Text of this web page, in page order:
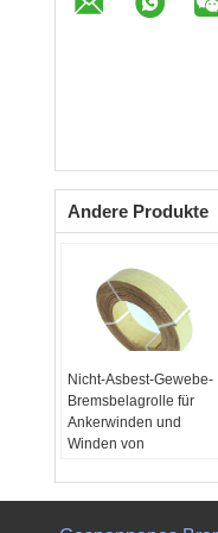
Andere Produkte
Nicht-Asbest-Gewebe-
Bremsbelagrolle für
Ankerwinden und
Winden von
Free samples:Yes
FOB Port: Shanghai,